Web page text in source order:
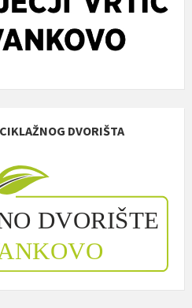
DVORIŠTA